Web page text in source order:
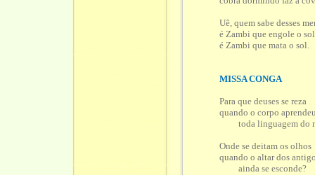
Uê, quem sabe desses
é Zambi que engole o sol
é Zambi que mata o sol.
MISSA CONGA
Para que deuses se reza
quando o corpo
toda linguagem do
Onde se deitam os olhos
quando o altar dos
ainda se esconde?